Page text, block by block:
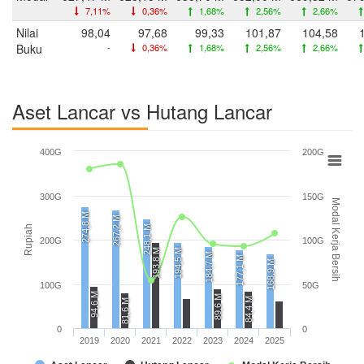
7,11% 0,36% 1,68% 2,56% 2,66%
Nilai
Buku
98,04
-
97,68
0,36%
99,33
1,68%
101,87
2,56%
104,58
2,66%
Aset Lancar vs Hutang Lancar
Rupiah Modal Kerja Bersih
274,8 M 267,2 M 248,1 M
194,5 M 184,7 M 177,1 M 168,9 M
94,6 M 81,6 M
193,8 M
89,6 M 84,4 M
2019 2020 2021 2022 2023 2024 2025
0
100G
200G
300G
400G
0
50G
100G
150G
200G